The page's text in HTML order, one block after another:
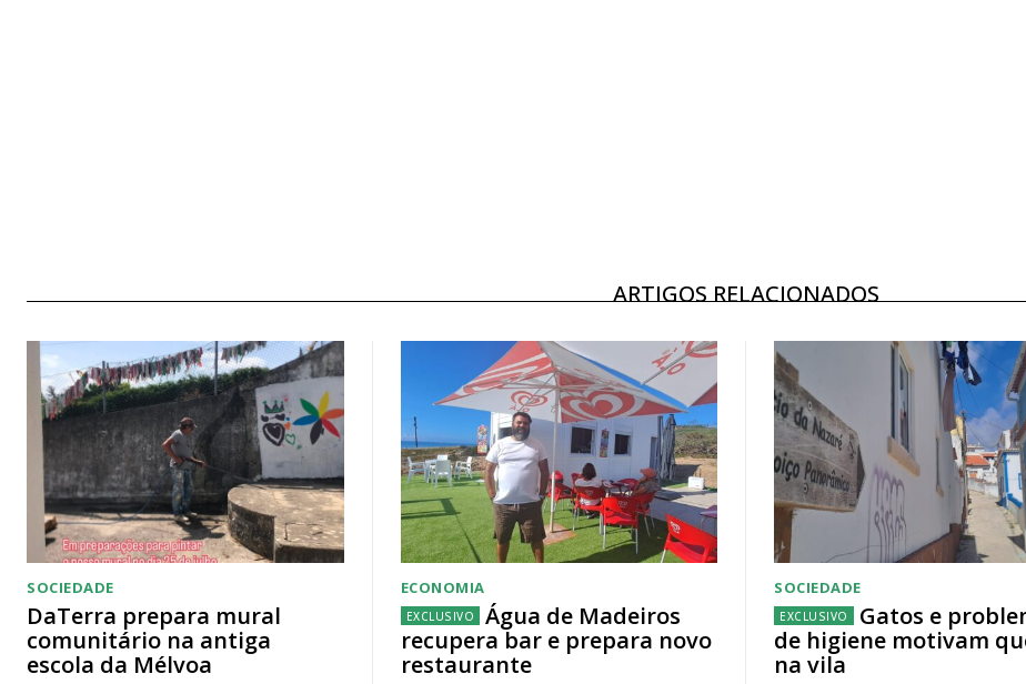
ARTIGOS RELACIONADOS
SOCIEDADE
DaTerra prepara mural
comunitário na antiga
escola da Mélvoa
ECONOMIA
Água de Madeiros
recupera bar e prepara novo
restaurante
SOCIEDADE
Gatos e
de higiene motivam
na vila